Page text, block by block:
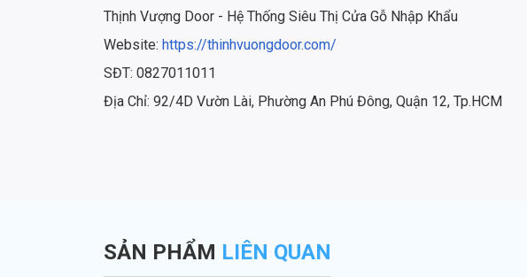
Thịnh Vượng Door - Hệ Thống Siêu Thị Cửa Gỗ Nhập Khẩu
Website: https://thinhvuongdoor.com/
SĐT: 0827011011
Địa Chỉ: 92/4D Vườn Lài, Phường An Phú Đông, Quận 12, Tp.HCM
SẢN PHẨM LIÊN QUAN